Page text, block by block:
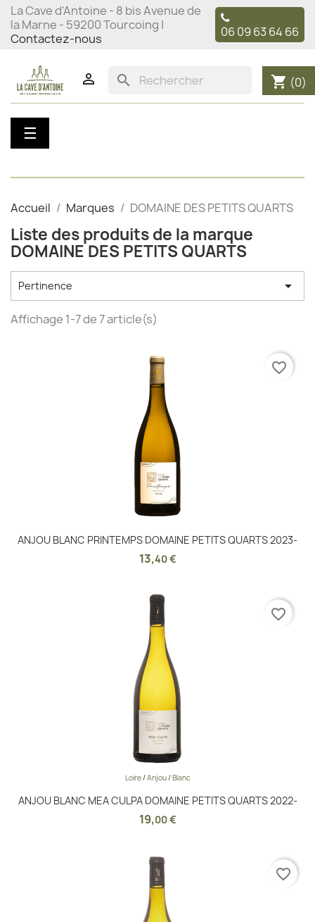
La Cave d'Antoine - 8 bis Avenue de
la Marne - 59200 Tourcoing |
Contactez-nous
06 09 63 64 66
 search shopping_cart (0)
Basculer
la
☰
Accueil Marques DOMAINE DES PETITS QUARTS
Liste des produits de la marque
DOMAINE DES PETITS QUARTS
Pertinence 
Affichage 1-7 de 7 article(s)
ANJOU BLANC PRINTEMPS DOMAINE PETITS QUARTS 2023-
13,40 €
favorite_border
Loire/Anjou/Blanc
ANJOU BLANC MEA CULPA DOMAINE PETITS QUARTS 2022-
19,00 €
favorite_border
favorite_border